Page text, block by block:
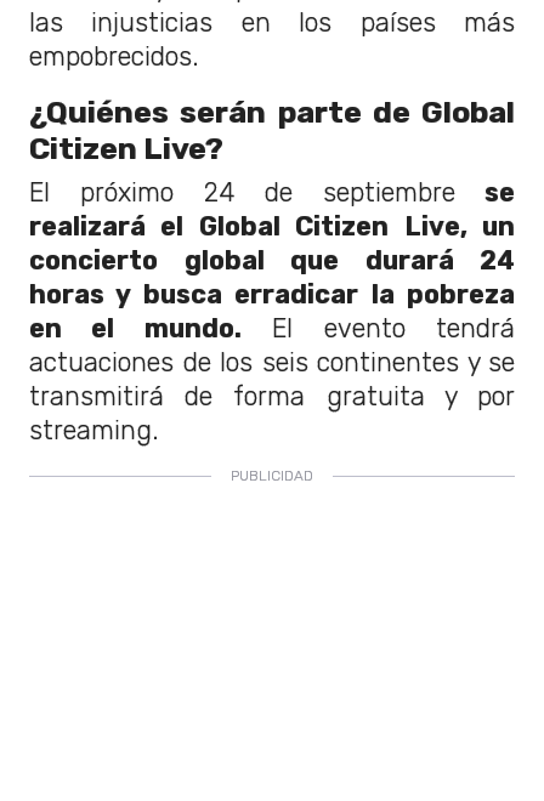
las injusticias en los países más
empobrecidos.
¿Quiénes serán parte de Global
Citizen Live?
El próximo 24 de septiembre se
realizará el Global Citizen Live, un
concierto global que durará 24
horas y busca erradicar la pobreza
en el mundo. El evento tendrá
actuaciones de los seis continentes y se
transmitirá de forma gratuita y por
streaming.